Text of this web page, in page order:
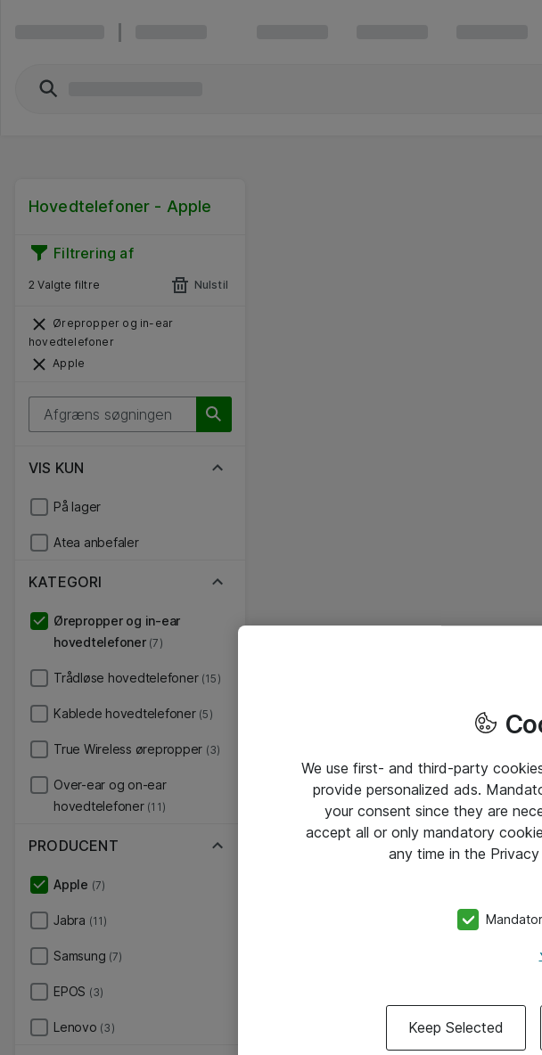
Hovedtelefoner - Apple
Filtrering af
2 Valgte filtre Nulstil
Ørepropper og in-ear
hovedtelefoner
Apple
VIS KUN
På lager
Atea anbefaler
KATEGORI
Ørepropper og in-ear
hovedtelefoner (7)
Trådløse hovedtelefoner (15)
Kablede hovedtelefoner (5)
True Wireless ørepropper (3)
Over-ear og on-ear
hovedtelefoner (11)
PRODUCENT
Apple (7)
Jabra (11)
Samsung (7)
EPOS (3)
Lenovo (3)
We use first- and third-party
provide personalized ads.
your consent since they are
accept all or only mandatory
any time in the
Keep Selected